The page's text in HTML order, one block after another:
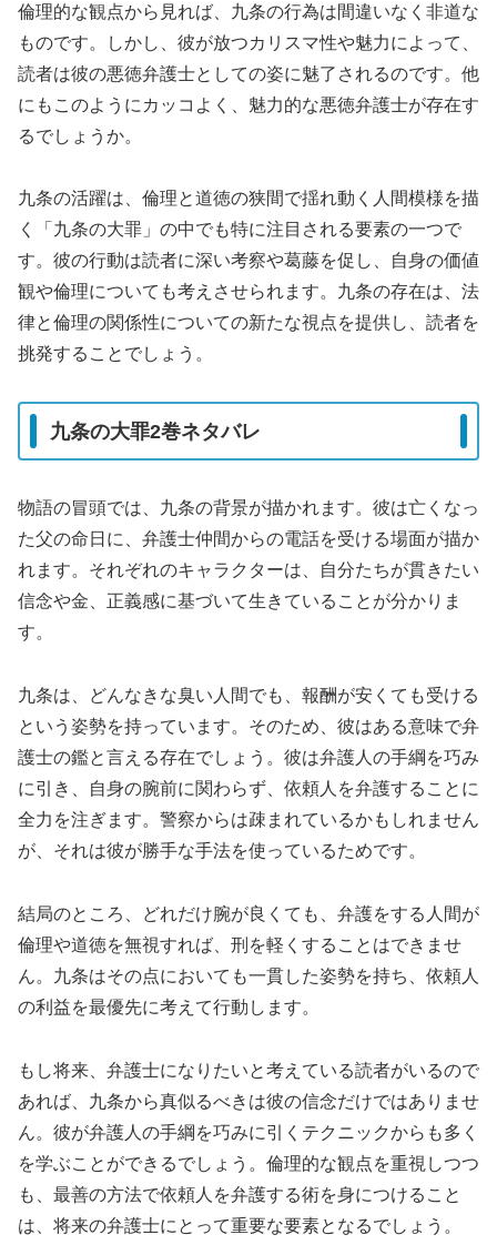
倫理的な観点から見れば、九条の行為は間違いなく非道な
ものです。しかし、彼が放つカリスマ性や魅力によって、
読者は彼の悪徳弁護士としての姿に魅了されるのです。他
にもこのようにカッコよく、魅力的な悪徳弁護士が存在す
るでしょうか。
九条の活躍は、倫理と道徳の狭間で揺れ動く人間模様を描
く「九条の大罪」の中でも特に注目される要素の一つで
す。彼の行動は読者に深い考察や葛藤を促し、自身の価値
観や倫理についても考えさせられます。九条の存在は、法
律と倫理の関係性についての新たな視点を提供し、読者を
挑発することでしょう。
九条の大罪2巻ネタバレ
物語の冒頭では、九条の背景が描かれます。彼は亡くなっ
た父の命日に、弁護士仲間からの電話を受ける場面が描か
れます。それぞれのキャラクターは、自分たちが貫きたい
信念や金、正義感に基づいて生きていることが分かりま
す。
九条は、どんなきな臭い人間でも、報酬が安くても受ける
という姿勢を持っています。そのため、彼はある意味で弁
護士の鑑と言える存在でしょう。彼は弁護人の手綱を巧み
に引き、自身の腕前に関わらず、依頼人を弁護することに
全力を注ぎます。警察からは疎まれているかもしれません
が、それは彼が勝手な手法を使っているためです。
結局のところ、どれだけ腕が良くても、弁護をする人間が
倫理や道徳を無視すれば、刑を軽くすることはできませ
ん。九条はその点においても一貫した姿勢を持ち、依頼人
の利益を最優先に考えて行動します。
もし将来、弁護士になりたいと考えている読者がいるので
あれば、九条から真似るべきは彼の信念だけではありませ
ん。彼が弁護人の手綱を巧みに引くテクニックからも多く
を学ぶことができるでしょう。倫理的な観点を重視しつつ
も、最善の方法で依頼人を弁護する術を身につけること
は、将来の弁護士にとって重要な要素となるでしょう。